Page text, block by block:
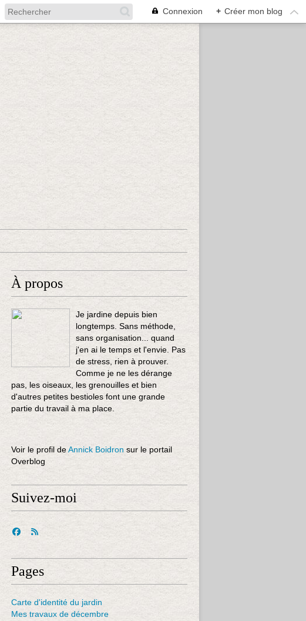
Connexion + Créer mon blog
À propos
Je jardine depuis bien
longtemps. Sans méthode,
sans organisation... quand
j'en ai le temps et l'envie. Pas
de stress, rien à prouver.
Comme je ne les dérange
pas, les oiseaux, les grenouilles et bien
d'autres petites bestioles font une grande
partie du travail à ma place.
Voir le profil deAnnick Boidron sur le portail
Overblog
Suivez-moi
Pages
Carte d'identité du jardin
Mes travaux de décembre